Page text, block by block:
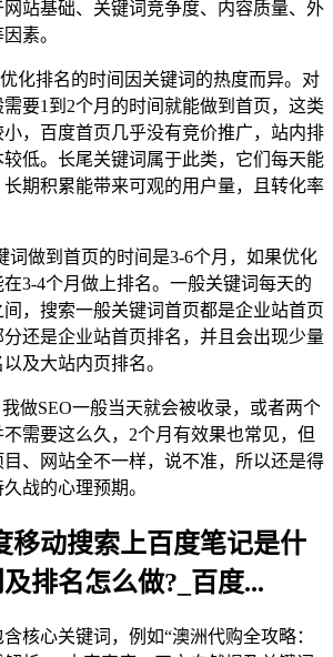
站基础、关键词竞争度、内容质量、外
素。
优化排名的时间因关键词的热度而异。对
要1到2个月的时间就能做到首页，这类
，百度首页几乎没有竞价推广，站内排
低。长尾关键词属于此类，它们每天能
期积累能带来可观的用户量，且转化率
词做到首页的时间是3-6个月，如果优化
3-4个月做上排名。一般关键词每天的
，搜索一般关键词首页都是企业站首页
还是企业站首页排名，并且会出现少量
及大站内页排名。
我做SEO一般当天就会被收录，或者两个
需要这么久，2个月有效果也常见，但
、网站全不一样，说不准，所以还是得
战的心理预期。
移动搜索上百度笔记是什
排名怎么做?_百度...
核心关键词，例如“澳洲代购全攻略：